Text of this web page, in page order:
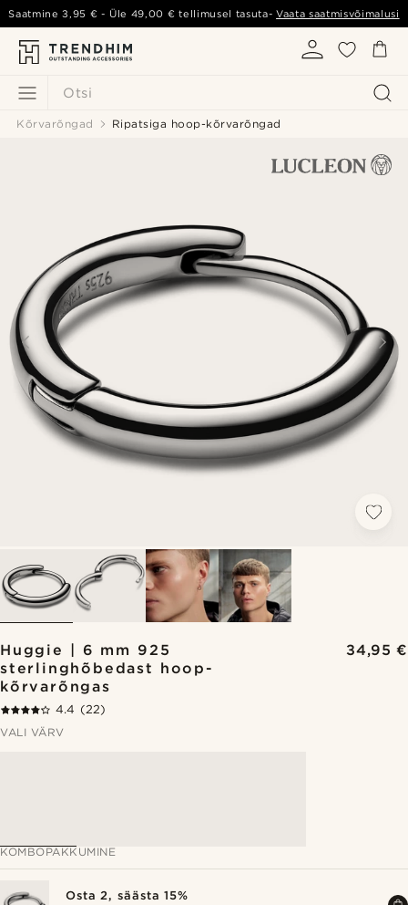
Otsi
Saatmine3,95 € - Üle 49,00 € tellimusel tasuta-Vaata saatmisvõimalusi
Kõrvarõngad Ripatsiga hoop-kõrvarõngad
Huggie | 6 mm 925
sterlinghõbedast hoop-
kõrvarõngas
34,95 €
4.4 (22)
VALI VÄRV
KOMBOPAKKUMINE
Osta 2, säästa 15%